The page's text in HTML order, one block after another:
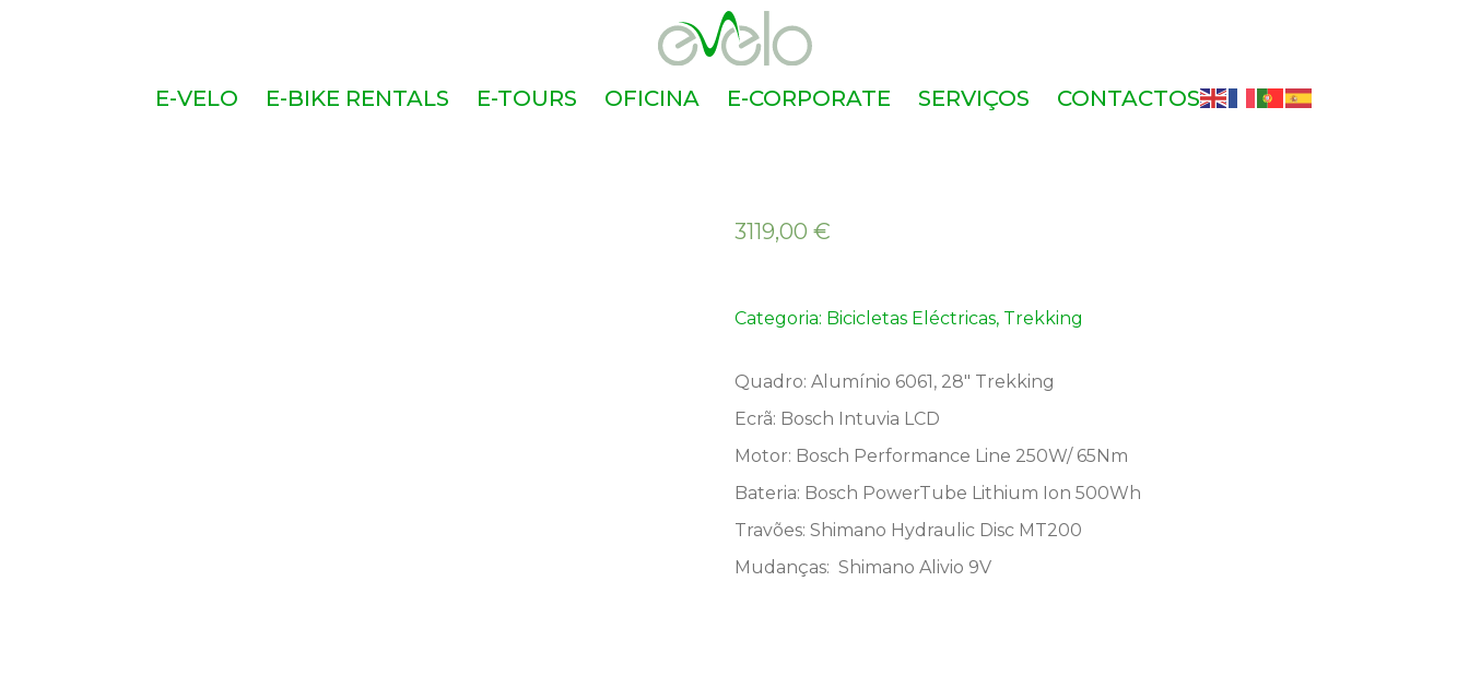
E-VELO E-BIKE RENTALS E-TOURS OFICINA E-CORPORATE SERVIÇOS CONTACTOS
3119,00 €
Categoria: Bicicletas Eléctricas, Trekking
Quadro: Alumínio 6061, 28″ Trekking
Ecrã: Bosch Intuvia LCD
Motor: Bosch Performance Line 250W/ 65Nm
Bateria: Bosch PowerTube Lithium Ion 500Wh
Travões: Shimano Hydraulic Disc MT200
Mudanças: Shimano Alivio 9V